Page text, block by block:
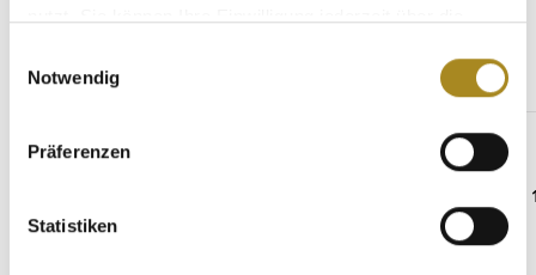
Trigger Symbol ändern oder widerrufen
Informationen über Ihre geografische Lage
können
Notwendig
Präferenzen
Statistiken
Produktgalerie überspringen
Gleiches Land